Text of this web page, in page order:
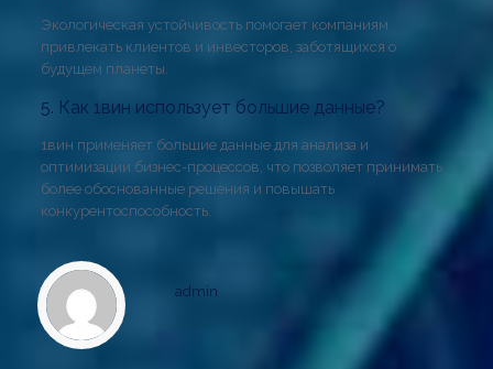
Экологическая устойчивость помогает компаниям
привлекать клиентов и инвесторов, заботящихся о
будущем планеты.
5. Как 1вин использует большие данные?
1вин применяет большие данные для анализа и
оптимизации бизнес-процессов, что позволяет принимать
более обоснованные решения и повышать
конкурентоспособность.
admin